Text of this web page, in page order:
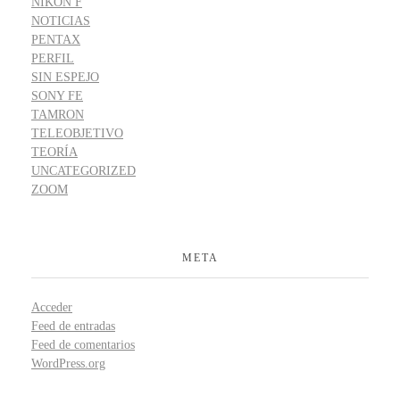
NOTICIAS
PENTAX
PERFIL
SIN ESPEJO
SONY FE
TAMRON
TELEOBJETIVO
TEORÍA
UNCATEGORIZED
ZOOM
META
Acceder
Feed de entradas
Feed de comentarios
WordPress.org